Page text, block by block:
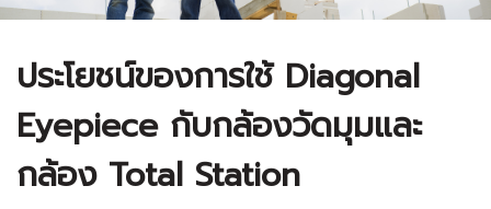
ประโยชน์ของการใช้ Diagonal
Eyepiece กับกล้องวัดมุมและ
กล้อง Total Station